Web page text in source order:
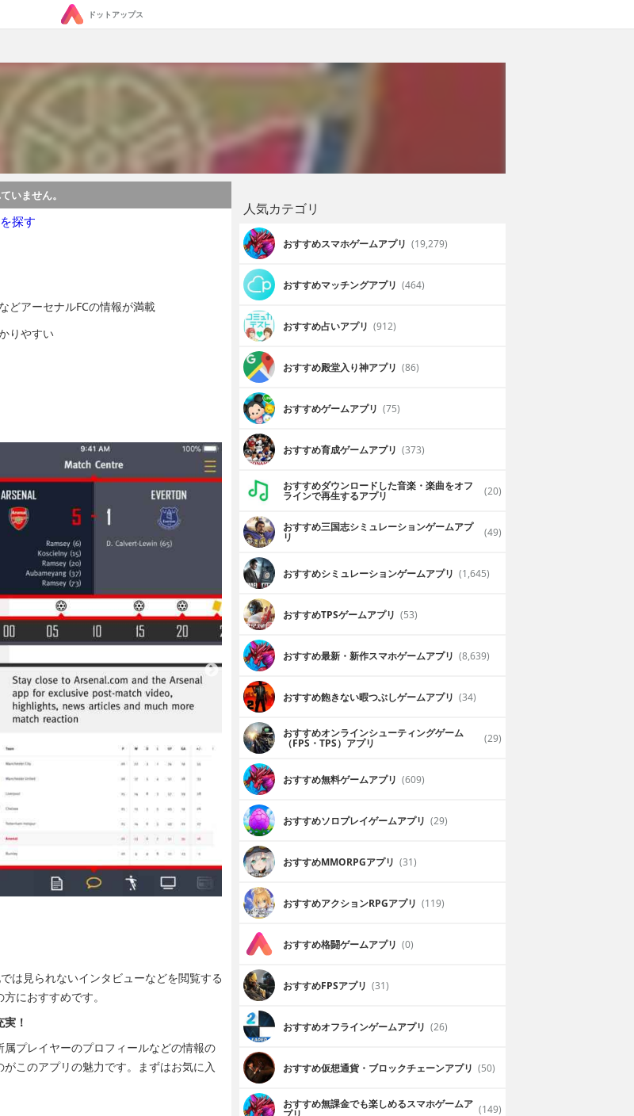
ドットアップス
いません。
探す
どアーセナルFCの情報が満載
りやすい
は見られないインタビューなどを閲覧する
におすすめです。
！
プレイヤーのプロフィールなどの情報の
このアプリの魅力です。まずはお気に入
人気カテゴリ
おすすめスマホゲームアプリ (19,279)
おすすめマッチングアプリ (464)
おすすめ占いアプリ (912)
おすすめ殿堂入り神アプリ (86)
おすすめゲームアプリ (75)
おすすめ育成ゲームアプリ (373)
おすすめダウンロードした音楽・楽曲をオフ
ラインで再生するアプリ (20)
おすすめ三国志シミュレーションゲームアプ
リ (49)
おすすめシミュレーションゲームアプリ (1,645)
おすすめTPSゲームアプリ (53)
おすすめ最新・新作スマホゲームアプリ (8,639)
おすすめ飽きない暇つぶしゲームアプリ (34)
おすすめオンラインシューティングゲーム
（FPS・TPS）アプリ (29)
おすすめ無料ゲームアプリ (609)
おすすめソロプレイゲームアプリ (29)
おすすめ MMORPGアプリ (31)
おすすめアクションRPGアプリ (119)
おすすめ格闘ゲームアプリ (0)
おすすめFPSアプリ (31)
おすすめオフラインゲームアプリ (26)
おすすめ仮想通貨・ブロックチェーンアプリ (50)
おすすめ無課金でも楽しめるスマホゲームア (149)